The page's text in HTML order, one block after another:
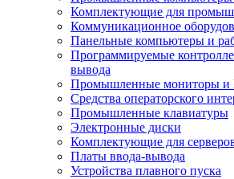
Комплектующие для
Коммуникационное
Панельные компьютеры и
Программируемые
вывода
Промышленные мониторы и
Средства операторского
Промышленные клавиатуры
Электронные диски
Комплектующие для
Платы ввода-вывода
Устройства плавного пуска